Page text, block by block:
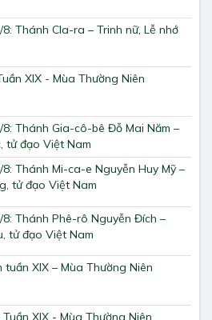
Thánh Cla-ra – Trinh nữ, Lễ nhớ
XIX - Mùa Thường Niên
Thánh Gia-cô-bê Đỗ Mai Năm –
tử đạo Việt Nam
Thánh Mi-ca-e Nguyễn Huy Mỹ –
tử đạo Việt Nam
Thánh Phê-rô Nguyễn Đích –
tử đạo Việt Nam
tuần XIX – Mùa Thường Niên
XIX - Mùa Thường Niên